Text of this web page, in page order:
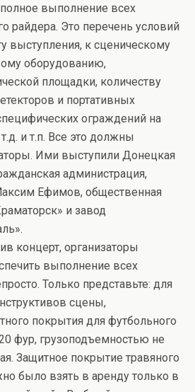
выполнение всех
райдера. Это перечень условий
выступления, к сценическому
оборудованию,
площадки, количеству
и портативных
ограждений на
и т.п. Все это должны
Ими выступили Донецкая
администрация,
Ефимов, общественная
и завод
концерт, организаторы
выполнение всех
Только представьте: для
сцены,
покрытия для футбольного
фур, грузоподъемностью не
Защитное покрытие травяного
было взять в аренду только в